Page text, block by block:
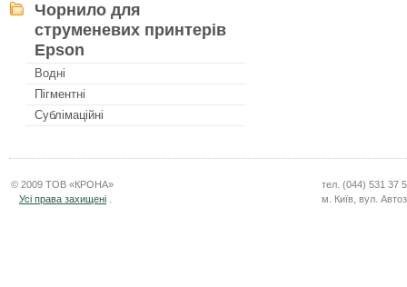
Чорнило для
струменевих принтерів
Epson
Водні
Пігментні
Сублімаційні
© 2009 ТОВ «КРОНА»
Усі права захищені
тел. (044) 531 37
м. Київ, вул.